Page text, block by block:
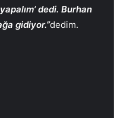
dedi. Burhan
gidiyor.”dedim.